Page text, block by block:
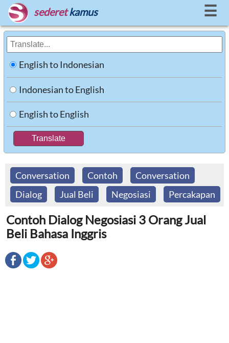
sederet kamus ☰
English to Indonesian
Indonesian to English
English to English
Conversation Contoh
Conversation
Dialog
Jual Beli Negosiasi Percakapan
Contoh Dialog Negosiasi 3 Orang Jual
Beli Bahasa Inggris